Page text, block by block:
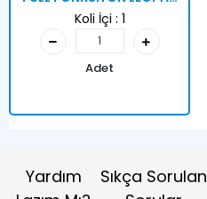
TANK
Koli İçi : 1
Adet
Yardım
Sıkça Sorulan